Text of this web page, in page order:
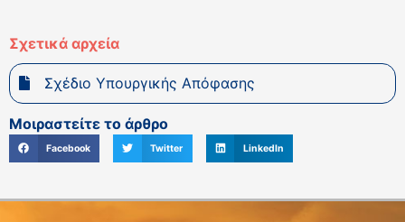
Σχετικά αρχεία
Σχέδιο Υπουργικής Απόφασης
Μοιραστείτε το άρθρο
Facebook Twitter LinkedIn